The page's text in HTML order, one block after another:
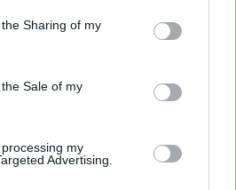
usage behaviour. You may click to
Google and its third-party tags to
purposes in below Google
Sharing of my
Sale of my
my
Advertising.
fotó: képernyőfelvétel